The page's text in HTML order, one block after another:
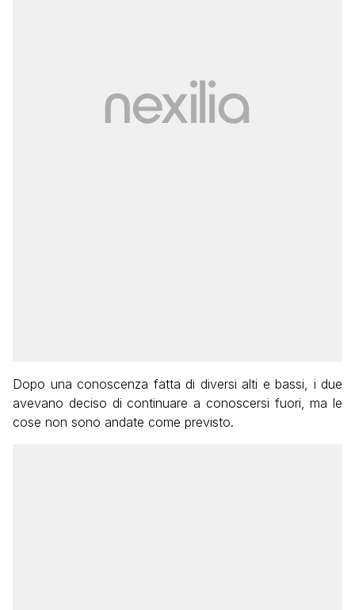
Dopo una conoscenza fatta di diversi alti e bassi, i due
avevano deciso di continuare a conoscersi fuori, ma le
cose non sono andate come previsto.